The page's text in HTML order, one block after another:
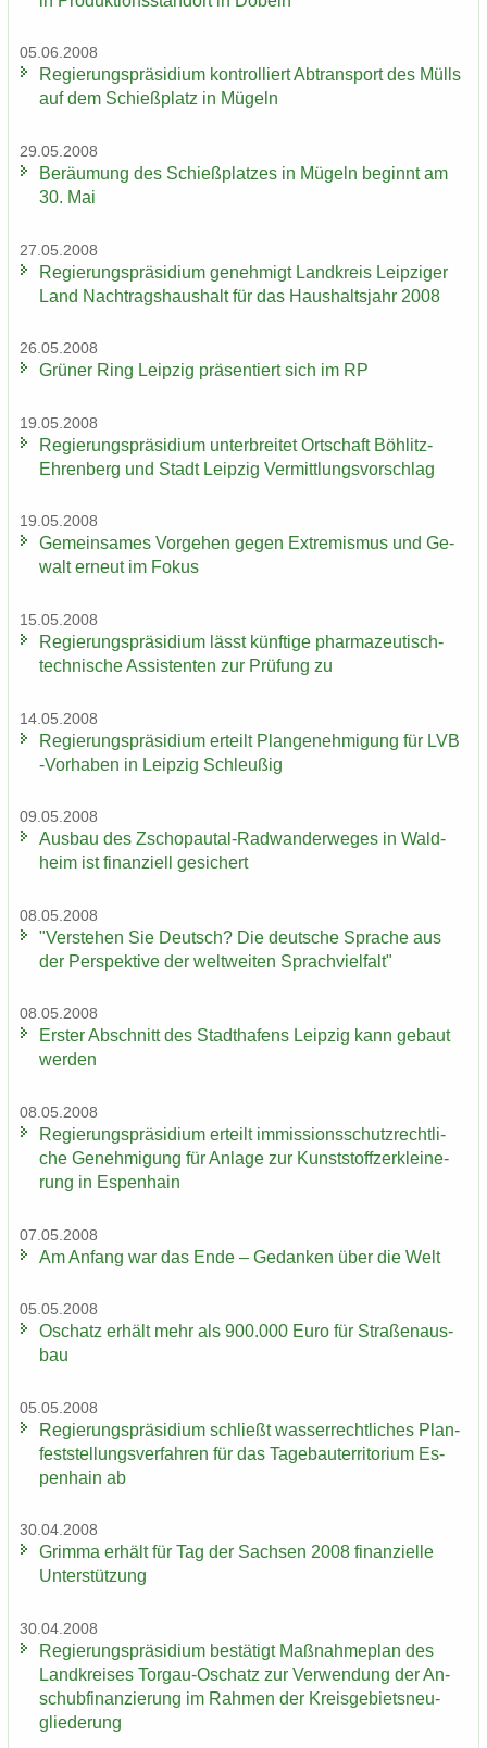
05.06.2008
Re­gie­rungs­prä­si­di­um kon­trol­liert Ab­trans­port des Mülls
auf dem Schieß­platz in Mü­geln
29.05.2008
Be­räu­mung des Schieß­plat­zes in Mü­geln be­ginnt am
30. Mai
27.05.2008
Re­gie­rungs­prä­si­di­um ge­neh­migt Land­kreis Leip­zi­ger
Land Nach­trags­haus­halt für das Haus­halts­jahr 2008
26.05.2008
Grü­ner Ring Leip­zig prä­sen­tiert sich im RP
19.05.2008
Re­gie­rungs­prä­si­di­um un­ter­brei­tet Ort­schaft Böhlitz-​
Ehrenberg und Stadt Leip­zig Ver­mitt­lungs­vor­schlag
19.05.2008
Ge­mein­sa­mes Vor­ge­hen gegen Ex­tre­mis­mus und Ge­
walt er­neut im Fokus
15.05.2008
Re­gie­rungs­prä­si­di­um lässt künf­ti­ge pharmazeutisch-​
technische As­sis­ten­ten zur Prü­fung zu
14.05.2008
Re­gie­rungs­prä­si­di­um er­teilt Plan­ge­neh­mi­gung für LVB
-​Vorhaben in Leip­zig Schleu­ßig
09.05.2008
Aus­bau des Zschopautal-​Radwanderweges in Wald­
heim ist fi­nan­zi­ell ge­si­chert
08.05.2008
"Ver­ste­hen Sie Deutsch? Die deut­sche Spra­che aus
der Per­spek­ti­ve der welt­wei­ten Sprach­viel­falt"
08.05.2008
Ers­ter Ab­schnitt des Stadt­ha­fens Leip­zig kann ge­baut
wer­den
08.05.2008
Re­gie­rungs­prä­si­di­um er­teilt im­mis­si­ons­schutz­recht­li­
che Ge­neh­mi­gung für An­la­ge zur Kunst­stoff­zer­klei­ne­
rung in Es­pen­hain
07.05.2008
Am An­fang war das Ende – Ge­dan­ken über die Welt
05.05.2008
Oschatz er­hält mehr als 900.000 Euro für Stra­ßen­aus­
bau
05.05.2008
Re­gie­rungs­prä­si­di­um schließt was­ser­recht­li­ches Plan­
fest­stel­lungs­ver­fah­ren für das Ta­ge­bau­ter­ri­to­ri­um Es­
pen­hain ab
30.04.2008
Grim­ma er­hält für Tag der Sach­sen 2008 fi­nan­zi­el­le
Un­ter­stüt­zung
30.04.2008
Re­gie­rungs­prä­si­di­um be­stä­tigt Maß­nah­me­plan des
Land­krei­ses Torgau-​Oschatz zur Ver­wen­dung der An­
schub­fi­nan­zie­rung im Rah­men der Kreis­ge­biets­neu­
glie­de­rung